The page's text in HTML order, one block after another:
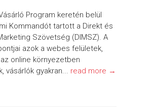
Program keretén belül
Kommandót tartott a Direkt és
Szövetség (DIMSZ). A
azok a webes felületek,
online környezetben
vásárlók gyakran... read more →